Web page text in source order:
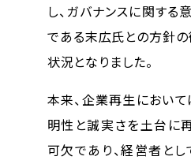
し、ガバナンスに関する
である末広氏との方針
状況となりました。
本来、企業再生において
明性と誠実さを土台に
可欠であり、経営者と